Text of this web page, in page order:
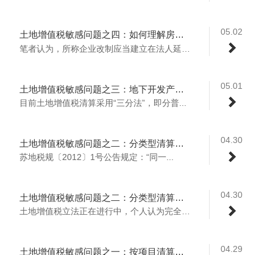
05.02
土地增值税敏感问题之四：如何理解房地产企业不适用？（下）
05.01
土地增值税敏感问题之三：地下开发产品如何确定类型
目前土地增值税清算采用“三分法”，即分普...
04.30
土地增值税敏感问题之二：分类型清算（上）
苏地税规〔2012〕1号公告规定：“同一...
04.30
土地增值税敏感问题之二：分类型清算（下）
土地增值税立法正在进行中，个人认为完全可...
04.29
土地增值税敏感问题之一：按项目清算（上）